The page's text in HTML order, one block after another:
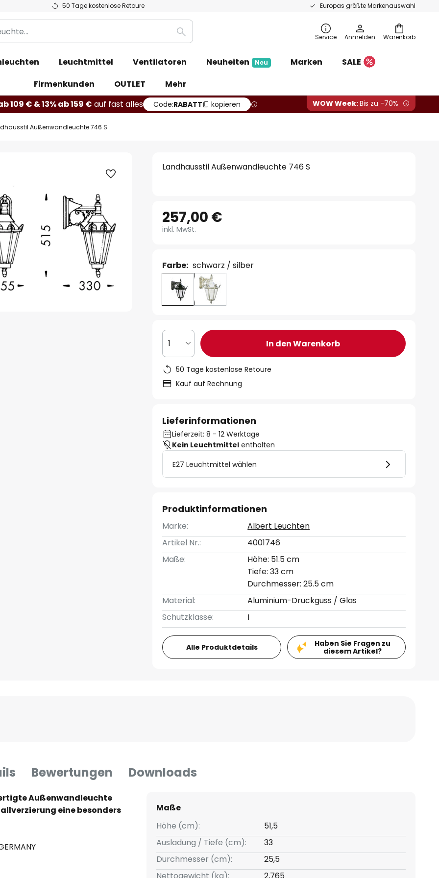
50 Tage kostenlose Retoure Europas größte Markenauswahl
Warenkorb
Suche Service Anmelden
Leuchtmittel Ventilatoren Neuheiten Neu Marken
SALE
Firmenkunden
OUTLET
Mehr
109 € & 13% ab 159 € auf fast alles Code:RABATT kopieren WOW Week:Bis zu -70%
Außenwandleuchte 746 S
Landhausstil Außenwandleuchte 746 S
257,00 €
inkl. MwSt.
Farbe: schwarz / silber
1 In den Warenkorb
50 Tage kostenlose Retoure
Kauf auf Rechnung
Lieferinformationen
Lieferzeit: 8 - 12 Werktage
Kein Leuchtmittel enthalten
E27 Leuchtmittel wählen
Produktinformationen
Marke:
Albert Leuchten
Artikel Nr.:
4001746
Maße:
Höhe: 51.5 cm
Tiefe: 33 cm
Durchmesser: 25.5 cm
Material:
Aluminium-Druckguss / Glas
Schutzklasse:
I
Alle Produktdetails
Haben Sie Fragen zu
diesem Artikel?
Bewertungen Downloads
Außenwandleuchte
eine besonders
Maße
Höhe (cm):
51,5
Ausladung / Tiefe (cm):
33
Durchmesser (cm):
25,5